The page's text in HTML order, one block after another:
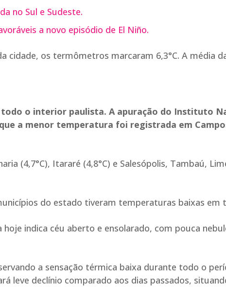
no Sul e Sudeste.
a novo episódio de El Niño.
cidade, os termômetros marcaram 6,3°C. A média
o interior paulista. A apuração do Instituto
a menor temperatura foi registrada em
(4,7°C), Itararé (4,8°C) e Salesópolis, Tambaú,
do estado tiveram temperaturas baixas em
indica céu aberto e ensolarado, com pouca
a sensação térmica baixa durante todo o
leve declínio comparado aos dias passados,